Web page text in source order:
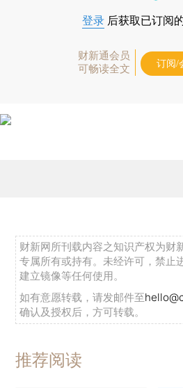
登录 后获取已订阅
财新通会员
可畅读全文
订阅/
财新网所刊载内容之知识产权为财
专属所有或持有。未经许可，禁止
建立镜像等任何使用。
如有意愿转载，请发邮件至
确认及授权后，方可转载。
推荐阅读